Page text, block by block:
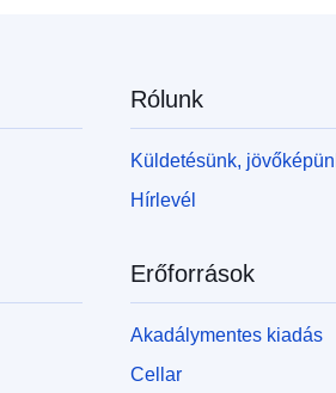
Rólunk
Küldetésünk,
Hírlevél
Erőforrások
Akadálymentes kiadás
Cellar